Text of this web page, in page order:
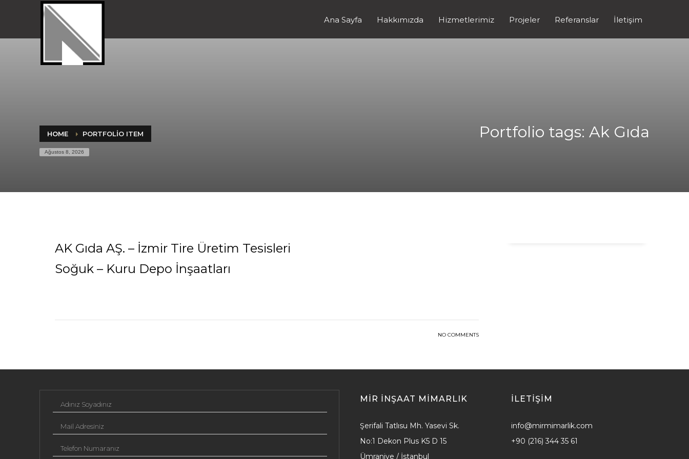
Ana Sayfa Hakkımızda Hizmetlerimiz Projeler Referanslar İletişim
HOME PORTFOLIO ITEM
Ağustos 8, 2026
Portfolio tags: Ak Gıda
AK Gıda AŞ. – İzmir Tire Üretim Tesisleri
Soğuk – Kuru Depo İnşaatları
NO COMMENTS
Adınız Soyadınız
Mail Adresiniz
Telefon Numaranız
MIR İNŞAAT MIMARLIK
Şerifali Tatlısu Mh. Yasevi Sk.
No:1 Dekon Plus K5 D 15
Ümraniye / İstanbul
ILETİŞİM
info@mirmimarlik.com
+90 (216) 344 35 61